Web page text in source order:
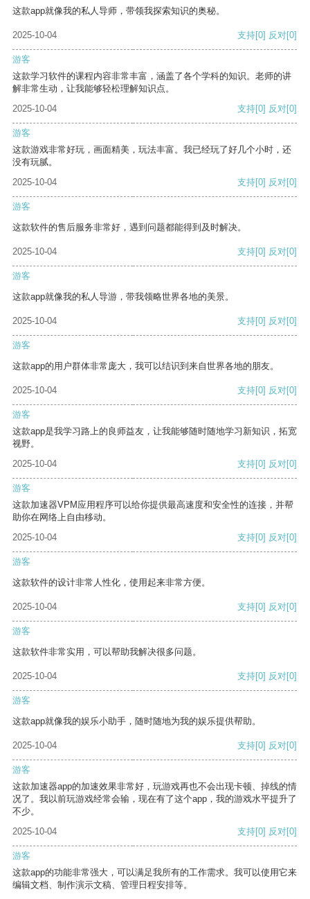
这款app就像我的私人导师，带领我探索知识的奥秘。
2025-10-04 支持[0] 反对[0]
游客
这款学习软件的课程内容非常丰富，涵盖了各个学科的知识。老师的讲
解非常生动，让我能够轻松理解知识点。
2025-10-04
支持[0] 反对[0]
游客
这款游戏非常好玩，画面精美，玩法丰富。我已经玩了好几个小时，还
没有玩腻。
2025-10-04
支持[0] 反对[0]
游客
这款软件的售后服务非常好，遇到问题都能得到及时解决。
2025-10-04 支持[0] 反对[0]
游客
这款app就像我的私人导游，带我领略世界各地的美景。
2025-10-04 支持[0] 反对[0]
游客
这款app的用户群体非常庞大，我可以结识到来自世界各地的朋友。
2025-10-04 支持[0] 反对[0]
游客
这款app是我学习路上的良师益友，让我能够随时随地学习新知识，拓宽
视野。
2025-10-04
支持[0] 反对[0]
游客
这款加速器VPM应用程序可以给你提供最高速度和安全性的连接，并帮
助你在网络上自由移动。
2025-10-04
支持[0] 反对[0]
游客
这款软件的设计非常人性化，使用起来非常方便。
2025-10-04 支持[0] 反对[0]
游客
这款软件非常实用，可以帮助我解决很多问题。
2025-10-04 支持[0] 反对[0]
游客
这款app就像我的娱乐小助手，随时随地为我的娱乐提供帮助。
2025-10-04 支持[0] 反对[0]
游客
这款加速器app的加速效果非常好，玩游戏再也不会出现卡顿、掉线的情
况了。我以前玩游戏经常会输，现在有了这个app，我的游戏水平提升了
不少。
2025-10-04
支持[0] 反对[0]
游客
这款app的功能非常强大，可以满足我所有的工作需求。我可以使用它来
编辑文档、制作演示文稿、管理日程安排等。